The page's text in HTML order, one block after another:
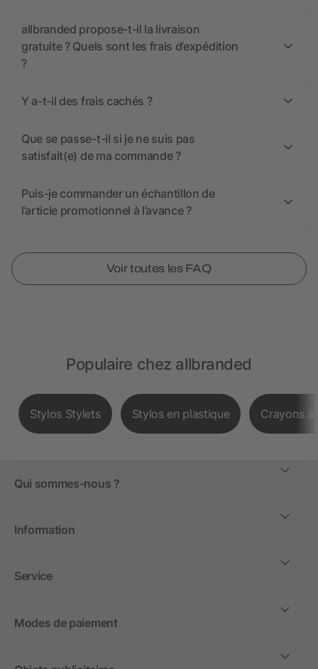
allbranded propose-t-il la livraison
gratuite ? Quels sont les frais d’expédition
?
Y a-t-il des frais cachés ?
Que se passe-t-il si je ne suis pas
satisfait(e) de ma commande ?
Puis-je commander un échantillon de
l’article promotionnel à l’avance ?
Voir toutes les FAQ
Populaire chez allbranded
Stylos Stylets Stylos en plastique Crayons à
Qui sommes-nous ?
Information
Service
Modes de paiement